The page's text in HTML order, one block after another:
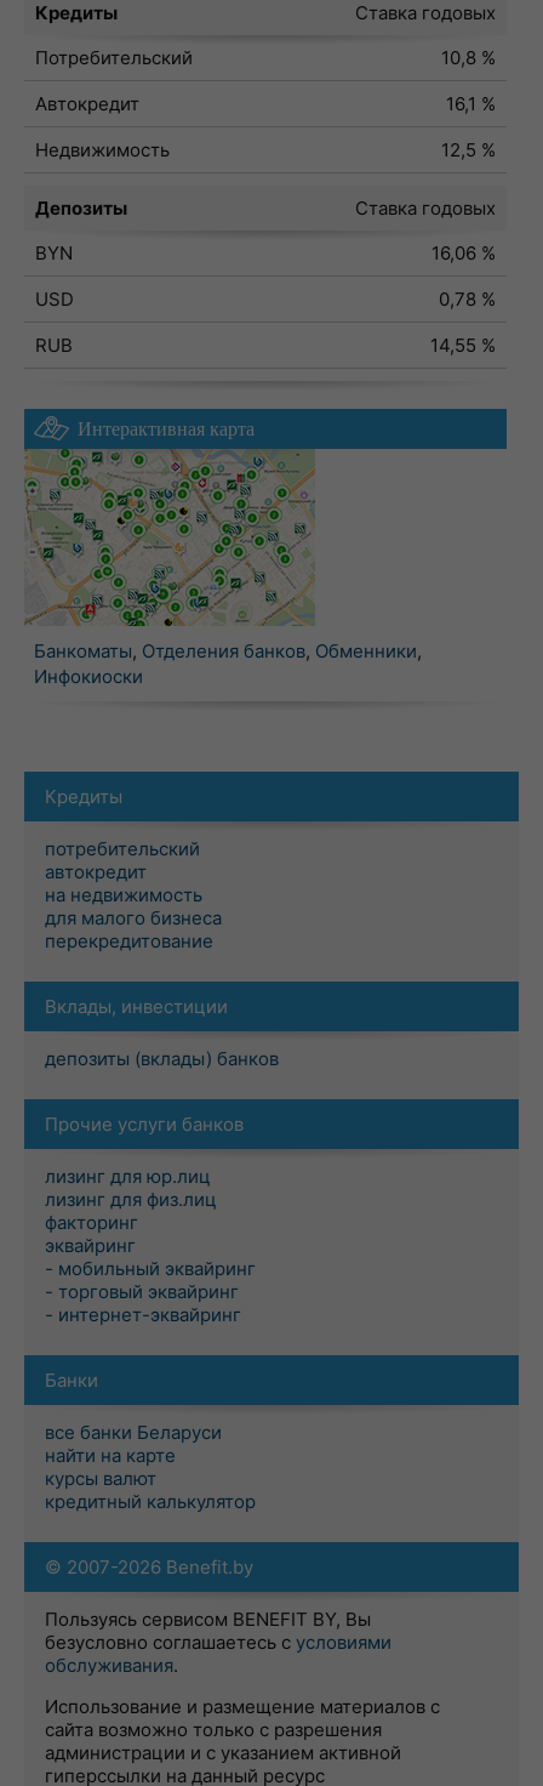
Кредиты
Ставка годовых
Потребительский
10,8 %
Автокредит
16,1 %
Недвижимость
12,5 %
Депозиты
Ставка годовых
BYN
16,06 %
USD
0,78 %
RUB
14,55 %
Интерактивная карта
Банкоматы, Отделения банков, Обменники,
Инфокиоски
Кредиты
потребительский
автокредит
на недвижимость
для малого бизнеса
перекредитование
Вклады, инвестиции
депозиты (вклады) банков
Прочие услуги банков
лизинг для юр.лиц
лизинг для физ.лиц
факторинг
эквайринг
- мобильный эквайринг
- торговый эквайринг
- интернет-эквайринг
Банки
все банки Беларуси
найти на карте
курсы валют
кредитный калькулятор
© 2007-2026 Benefit.by
Пользуясь сервисом BENEFIT BY, Вы
безусловно соглашаетесь с условиями
обслуживания.
Использование и размещение материалов с
сайта возможно только с разрешения
администрации и с указанием активной
гиперссылки на данный ресурс